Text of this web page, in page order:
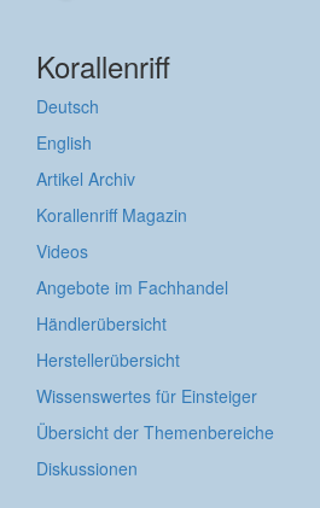
Korallenriff
Deutsch
English
Artikel Archiv
Korallenriff Magazin
Videos
Angebote im Fachhandel
Händlerübersicht
Herstellerübersicht
Wissenswertes für Einsteiger
Übersicht der Themenbereiche
Diskussionen